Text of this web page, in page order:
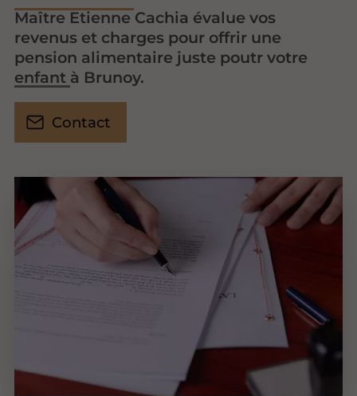
Maître Etienne Cachia évalue vos
revenus et charges pour offrir une
pension alimentaire juste poutr votre
enfant à Brunoy.
Contact